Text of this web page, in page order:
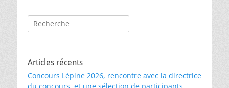
Rechercher :
Articles récents
Concours Lépine 2026, rencontre avec la directrice
du concours, et une sélection de participants …